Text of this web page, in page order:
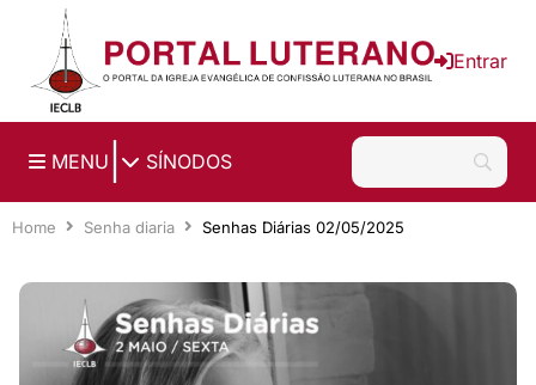
Ir para o conteúdo principal
Entrar
MENU SÍNODOS
Home Senha diaria Senhas Diárias 02/05/2025